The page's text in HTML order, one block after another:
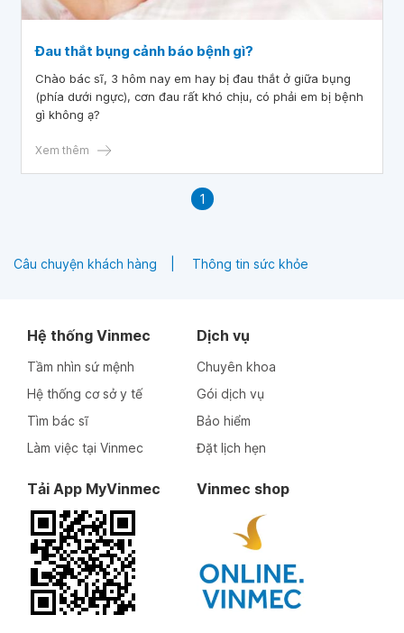
Đau thắt bụng cảnh báo bệnh gì?
Chào bác sĩ, 3 hôm nay em hay bị đau thắt ở giữa bụng
(phía dưới ngực), cơn đau rất khó chịu, có phải em bị bệnh
gì không ạ?
Xem thêm
1
Câu chuyện khách hàng Thông tin sức khỏe
Hệ thống Vinmec
Tầm nhìn sứ mệnh
Hệ thống cơ sở y tế
Tìm bác sĩ
Làm việc tại Vinmec
Dịch vụ
Chuyên khoa
Gói dịch vụ
Bảo hiểm
Đặt lịch hẹn
Tải App MyVinmec Vinmec shop